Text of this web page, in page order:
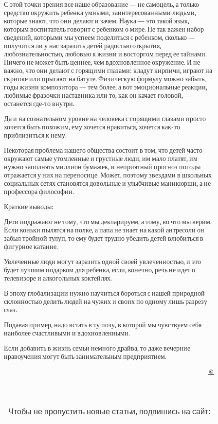
С этой точки зрения все наше образование — не самоцель, а только
средство окружить ребенка умными, заинтересованными людьми,
которые знают, что они делают и зачем. Наука — это такой язык,
которым воспитатель говорит с ребенком о мире. Не так важен набор
сведений, которыми мы успеем поделиться с ребенком, сколько —
получится ли у нас заразить детей радостью открытия,
любознательностью, любовью к жизни и восторгом перед ее тайнами.
Ничего не может быть ценнее, чем вдохновленное окружение. И не
важно, что они делают с горящими глазами: кладут кирпичи, играют на
скрипке или прыгают на батуте. Физическую формулу можно забыть,
годы жизни композитора — тем более, а вот эмоциональные реакции,
любимые фразочки наставника или то, как он качает головой, —
останется где-то внутри.
Да и на сознательном уровне на человека с горящими глазами просто
хочется быть похожим, ему хочется нравиться, хочется как-то
приблизиться к нему.
Некоторая проблема нашего общества состоит в том, что детей часто
окружают самые утомленные и грустные люди, им мало платят, им
нужно заполнять миллион бумажек, и неприятный прогноз погоды
отражается у них на переносице. Может, поэтому звездами в школьных
социальных сетях становятся довольные и улыбчивые маникюрши, а не
профессора философии.
Краткие выводы:
Дети подражают не тому, что мы декларируем, а тому, во что мы верим.
Если коньки пылятся на полке, а папа не знает на какой антресоли он
забыл тройной тулуп, то ему будет трудно убедить детей влюбиться в
фигурное катание.
Увлеченные люди могут заразить одной своей увлеченностью, и это
будет лучшим подарком для ребенка, если, конечно, речь не идет о
телевизоре и алкогольных коктейлях.
В эпоху глобализации нужно научиться бороться с нашей природной
склонностью делить людей на чужих и своих по одному лишь разрезу
глаз.
Подавая пример, надо встать в ту позу, в которой мы чувствуем себя
наиболее счастливыми и вдохновленными.
Если добавить в жизнь семьи немного драйва, то даже вечерние
нравоучения могут быть занимательным предприятием.
©
Чтобы не пропустить новые статьи, подпишись на сайт: